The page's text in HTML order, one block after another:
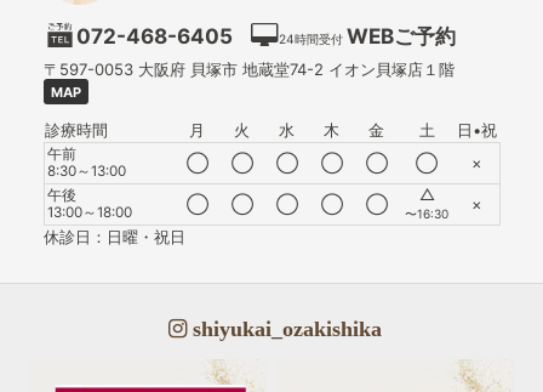
072-468-6405 24時間受付 WEBご予約
〒597-0053 大阪府 貝塚市 地蔵堂74-2 イオン貝塚店１階
MAP
診療時間 月 火 水 木 金 土 日•祝
午前
8:30～13:00
◯ ◯ ◯ ◯ ◯ ◯ ×
午後
13:00～18:00
◯ ◯ ◯ ◯ ◯ △
〜16:30
×
休診日：日曜・祝日
shiyukai_ozakishika